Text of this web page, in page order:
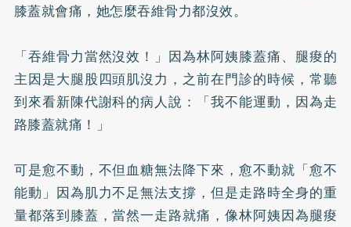
膝蓋就會痛，她怎麼吞維骨力都沒效。
「吞維骨力當然沒效！」因為林阿姨膝蓋痛、腿痠的
主因是大腿股四頭肌沒力，之前在門診的時候，常聽
到來看新陳代謝科的病人說：「我不能運動，因為走
路膝蓋就痛！」
可是愈不動，不但血糖無法降下來，愈不動就「愈不
能動」因為肌力不足無法支撐，但是走路時全身的重
量都落到膝蓋，當然一走路就痛，像林阿姨因為腿痠